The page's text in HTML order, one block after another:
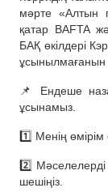
мәрте «Алтын
қатар BAFTA
БАҚ өкілдері
ұсынылмағанын
📌 Ендеше
ұсынамыз.
1️⃣ Менің
2️⃣
шешіңіз.